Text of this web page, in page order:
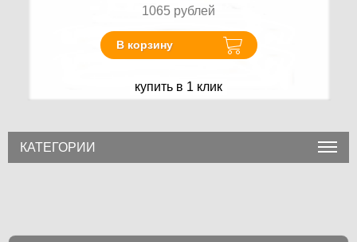
1065 рублей
В корзину
купить в 1 клик
КАТЕГОРИИ